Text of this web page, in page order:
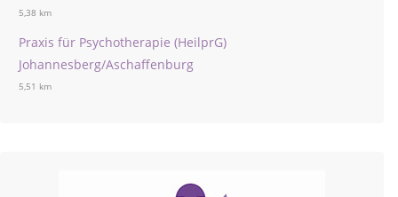
5,38 km
Praxis für Psychotherapie (HeilprG)
Johannesberg/Aschaffenburg
5,51 km